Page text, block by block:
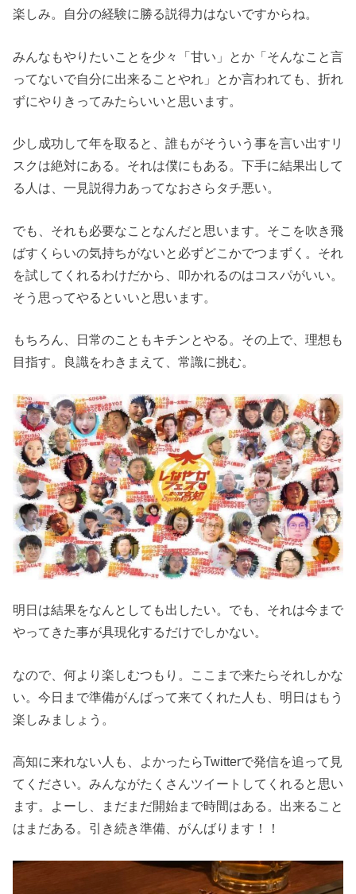
楽しみ。自分の経験に勝る説得力はないですからね。
みんなもやりたいことを少々「甘い」とか「そんなこと言
ってないで自分に出来ることやれ」とか言われても、折れ
ずにやりきってみたらいいと思います。
少し成功して年を取ると、誰もがそういう事を言い出すリ
スクは絶対にある。それは僕にもある。下手に結果出して
る人は、一見説得力あってなおさらタチ悪い。
でも、それも必要なことなんだと思います。そこを吹き飛
ばすくらいの気持ちがないと必ずどこかでつまずく。それ
を試してくれるわけだから、叩かれるのはコスパがいい。
そう思ってやるといいと思います。
もちろん、日常のこともキチンとやる。その上で、理想も
目指す。良識をわきまえて、常識に挑む。
明日は結果をなんとしても出したい。でも、それは今まで
やってきた事が具現化するだけでしかない。
なので、何より楽しむつもり。ここまで来たらそれしかな
い。今日まで準備がんばって来てくれた人も、明日はもう
楽しみましょう。
高知に来れない人も、よかったらTwitterで発信を追って見
てください。みんながたくさんツイートしてくれると思い
ます。よーし、まだまだ開始まで時間はある。出来ること
はまだある。引き続き準備、がんばります！！